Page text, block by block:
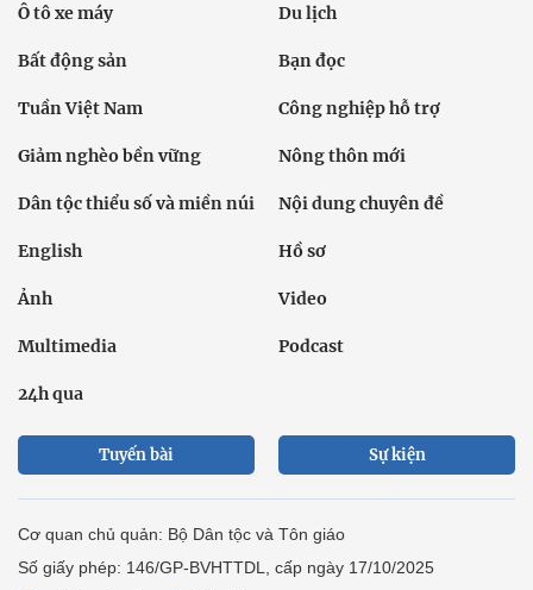
Ô tô xe máy Du lịch
Bất động sản Bạn đọc
Tuần Việt Nam Công nghiệp hỗ trợ
Giảm nghèo bền vững Nông thôn mới
Dân tộc thiểu số và miền núi Nội dung chuyên đề
English Hồ sơ
Ảnh Video
Multimedia Podcast
24h qua
Tuyến bài Sự kiện
Cơ quan chủ quản: Bộ Dân tộc và Tôn giáo
Số giấy phép: 146/GP-BVHTTDL, cấp ngày 17/10/2025